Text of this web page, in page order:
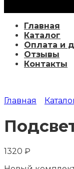
Главная
Каталог
Оплата и
Отзывы
Контакты
Главная
1320 ₽